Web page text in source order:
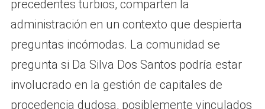
precedentes turbios, comparten la
administración en un contexto que despierta
preguntas incómodas. La comunidad se
pregunta si Da Silva Dos Santos podría estar
involucrado en la gestión de capitales de
procedencia dudosa, posiblemente vinculados